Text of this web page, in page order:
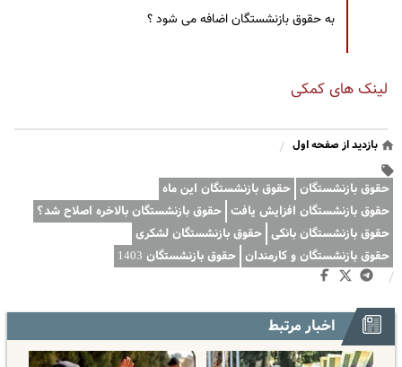
به حقوق بازنشستگان اضافه می شود ؟
لینک های کمکی
بازدید از صفحه اول /
حقوق بازنشستگان حقوق بازنشستگان این ماه
حقوق بازنشستگان افزایش یافت حقوق بازنشستگان بالاخره اصلاح شد؟
حقوق بازنشستگان بانکی حقوق بازنشستگان لشکری
حقوق بازنشستگان و کارمندان حقوق بازنشستگان 1403
/
اخبار مرتبط